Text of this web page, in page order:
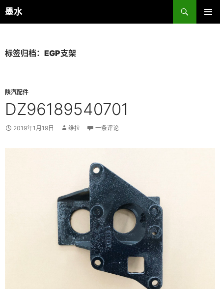
跳
至
墨水
搜
索
标签归档：EGP支架
陕汽配件
DZ96189540701
2019年1月19日 维拉 一条评论